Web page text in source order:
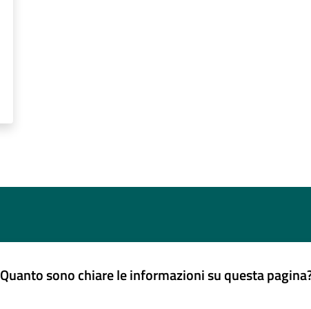
Quanto sono chiare le informazioni su questa